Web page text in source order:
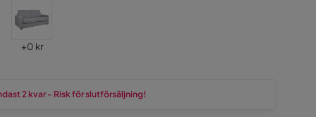
Pris
+0 kr
2 kvar - Risk för slutförsäljning!